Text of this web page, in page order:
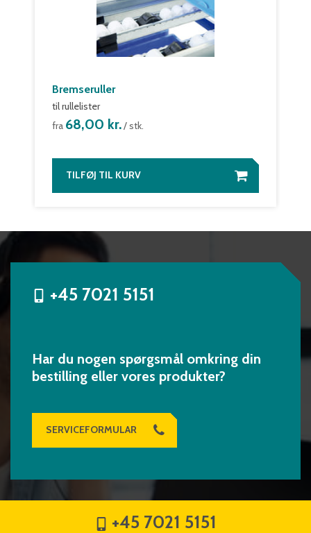
Bremseruller
til rullelister
fra 68,00 kr./ stk.
TILFØJ TIL KURV
+45 7021 5151
Har du nogen spørgsmål omkring din
bestilling eller vores produkter?
SERVICEFORMULAR
+45 7021 5151